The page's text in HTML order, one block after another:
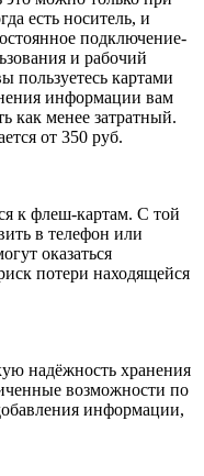
есть носитель, и
подключение-
и рабочий
пользуетесь картами
информации вам
как менее затратный.
от 350 руб.
к флеш-картам. С той
в телефон или
оказаться
потери находящейся
надёжность хранения
возможности по
информации,